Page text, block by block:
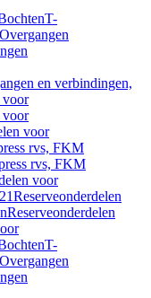
T-
Overgangen
en verbindingen,
voor
voor
voor
rvs, FKM
rvs, FKM
voor
Reserveonderdelen
Reserveonderdelen
T-
Overgangen